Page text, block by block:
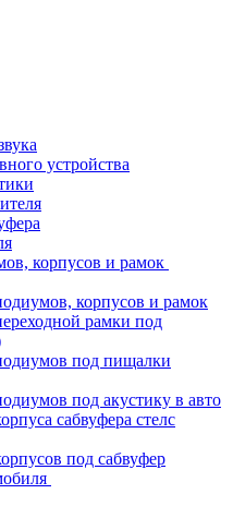
устройства
корпусов и рамок
корпусов и рамок
рамки под
под пищалки
под акустику в авто
сабвуфера стелс
под сабвуфер